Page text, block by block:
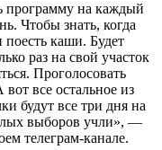
программу на каждый
Чтобы знать, когда
каши. Будет
раз на свой участок
Проголосовать
все остальное из
будут все три дня на
выборов учли», —
телеграм-канале.